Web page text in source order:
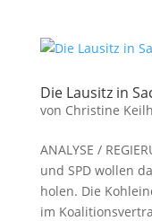
Die Lausitz in
von Christine
ANALYSE /
und SPD wollen
holen. Die
im